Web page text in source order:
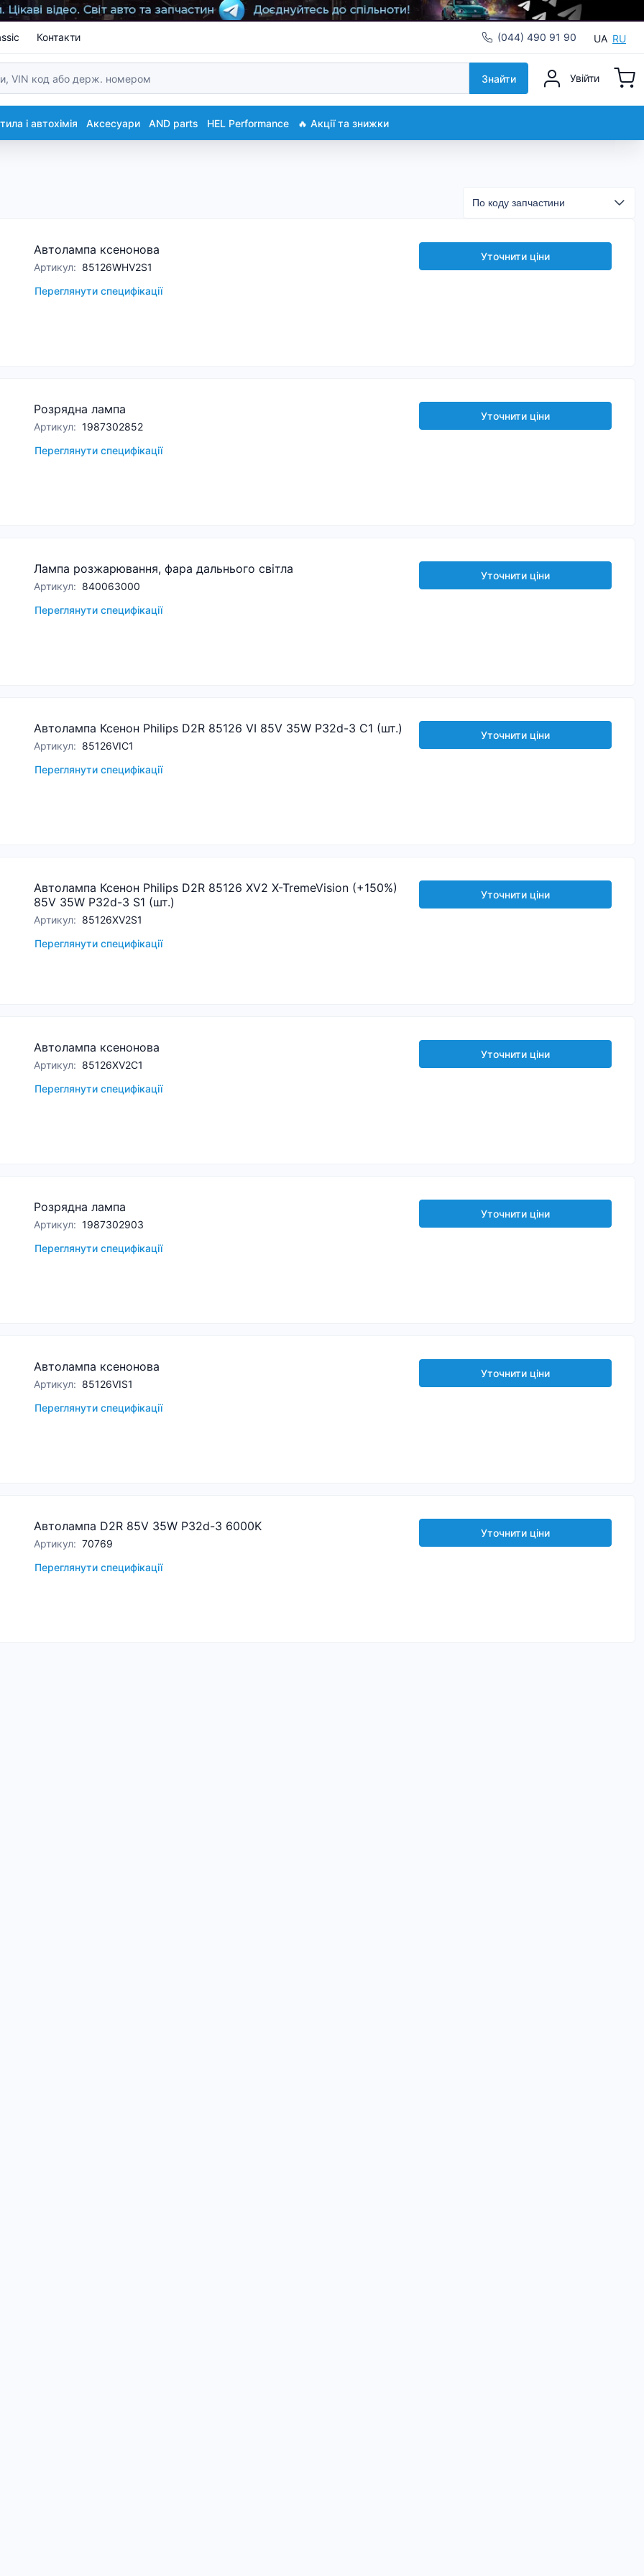
Контакти (044) 490 91 90 UA RU
Знайти Увійти
і автохімія Аксесуари AND parts HEL Performance 🔥 Акції та знижки
Автолампа ксенонова
Артикул: 85126WHV2S1
Переглянути специфікації
Уточнити ціни
Розрядна лампа
Артикул: 1987302852
Переглянути специфікації
Уточнити ціни
Лампа розжарювання, фара дальнього світла
Артикул: 840063000
Переглянути специфікації
Уточнити ціни
Автолампа Ксенон Philips D2R 85126 VI 85V 35W P32d-3 C1 (шт.)
Артикул: 85126VIC1
Переглянути специфікації
Уточнити ціни
Автолампа Ксенон Philips D2R 85126 XV2 X-TremeVision (+150%)
85V 35W P32d-3 S1 (шт.)
Артикул: 85126XV2S1
Переглянути специфікації
Уточнити ціни
Автолампа ксенонова
Артикул: 85126XV2C1
Переглянути специфікації
Уточнити ціни
Розрядна лампа
Артикул: 1987302903
Переглянути специфікації
Уточнити ціни
Автолампа ксенонова
Артикул: 85126VIS1
Переглянути специфікації
Уточнити ціни
Автолампа D2R 85V 35W P32d-3 6000K
Артикул: 70769
Переглянути специфікації
Уточнити ціни